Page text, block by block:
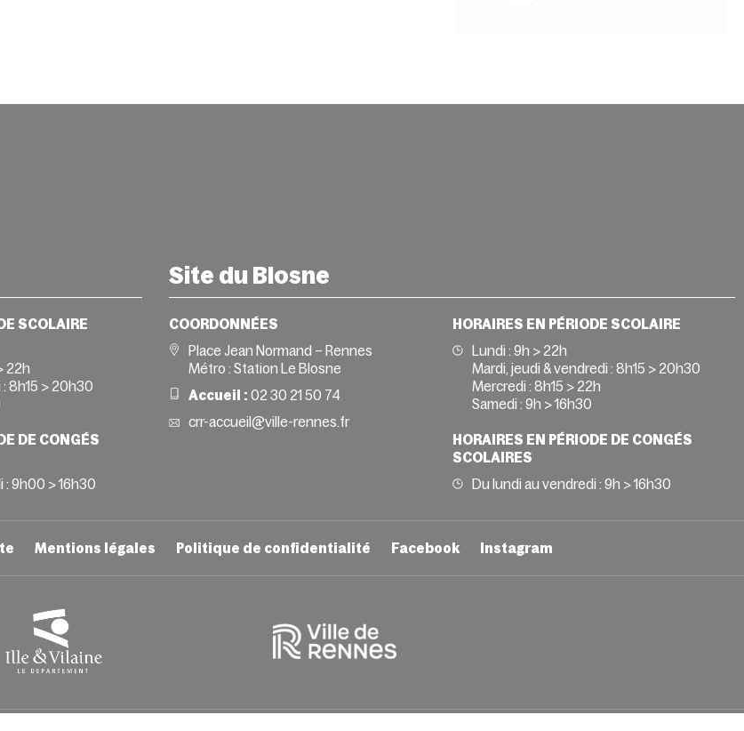
SCOLAIRE
22h
8h15 > 20h30
DE CONGÉS
: 9h00 > 16h30
Site du Blosne
COORDONNÉES
Place Jean Normand – Rennes
Métro : Station Le Blosne
Accueil : 02 30 21 50 74
crr-accueil@ville-rennes.fr
HORAIRES EN PÉRIODE SCOLAIRE
Lundi : 9h > 22h
Mardi, jeudi & vendredi : 8h15 > 20h30
Mercredi : 8h15 > 22h
Samedi : 9h > 16h30
HORAIRES EN PÉRIODE DE CONGÉS
SCOLAIRES
Du lundi au vendredi : 9h > 16h30
Mentions légales Politique de confidentialité Facebook Instagram